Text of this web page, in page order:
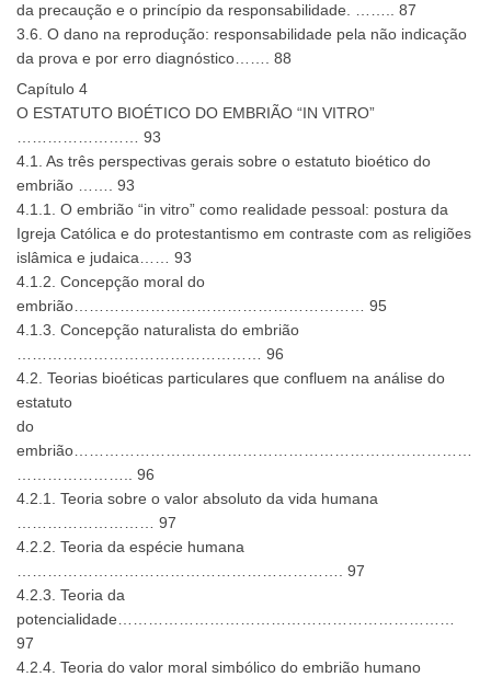
da precaução e o princípio da responsabilidade. …….. 87
3.6. O dano na reprodução: responsabilidade pela não indicação
da prova e por erro diagnóstico……. 88
Capítulo 4
O ESTATUTO BIOÉTICO DO EMBRIÃO “IN VITRO”
…………………… 93
4.1. As três perspectivas gerais sobre o estatuto bioético do
embrião ……. 93
4.1.1. O embrião “in vitro” como realidade pessoal: postura da
Igreja Católica e do protestantismo em contraste com as religiões
islâmica e judaica…… 93
4.1.2. Concepção moral do
embrião………………………………………………… 95
4.1.3. Concepção naturalista do embrião
………………………………………… 96
4.2. Teorias bioéticas particulares que confluem na análise do
estatuto
do
embrião……………………………………………………………………
………………….. 96
4.2.1. Teoria sobre o valor absoluto da vida humana
……………………… 97
4.2.2. Teoria da espécie humana
………………………………………………………. 97
4.2.3. Teoria da
potencialidade…………………………………………………………
97
4.2.4. Teoria do valor moral simbólico do embrião humano